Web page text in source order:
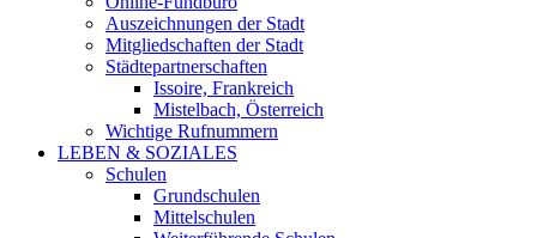
Auszeichnungen der Stadt
Mitgliedschaften der Stadt
Städtepartnerschaften
Issoire, Frankreich
Mistelbach, Österreich
Wichtige Rufnummern
LEBEN & SOZIALES
Schulen
Grundschulen
Mittelschulen